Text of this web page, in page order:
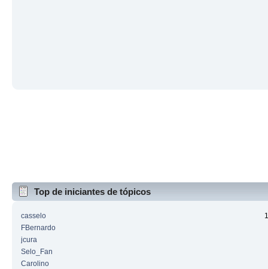
Top de iniciantes de tópicos
casselo
FBernardo
jcura
Selo_Fan
Carolino